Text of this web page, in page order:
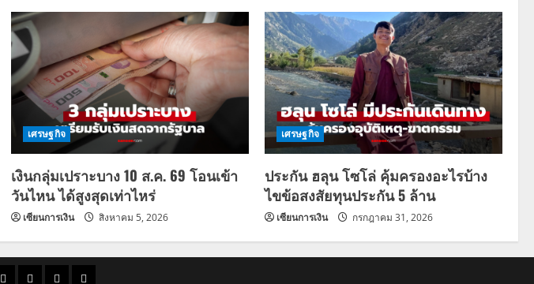
เศรษฐกิจ
เงินกลุ่มเปราะบาง 10 ส.ค. 69 โอนเข้า
วันไหน ได้สูงสุดเท่าไหร่
เซียนการเงิน สิงหาคม 5, 2026
เศรษฐกิจ
ประกัน ฮลุน โซโล่ คุ้มครองอะไรบ้าง
ไขข้อสงสัยทุนประกัน 5 ล้าน
เซียนการเงิน กรกฎาคม 31, 2026
ข่าว ดูด ที่ ผู้ชาย